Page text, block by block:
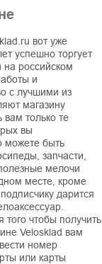
вот уже
успешно торгует
российском
и
с лучшими из
магазину
вам только те
вы
можете быть
запчасти,
мелочи
месте, кроме
дарится
чтобы получить
Velosklad вам
номер
или карты